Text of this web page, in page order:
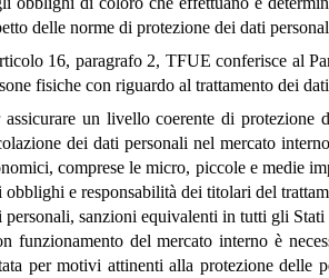
delle norme di protezione dei dati
16, paragrafo 2, TFUE conferisce al
fisiche con riguardo al trattamento dei
assicurare un livello coerente di protezione
dei dati personali nel mercato
comprese le micro, piccole e medie
obblighi e responsabilità dei titolari del
personali, sanzioni equivalenti in tutti gli
funzionamento del mercato interno è
per motivi attinenti alla protezione delle